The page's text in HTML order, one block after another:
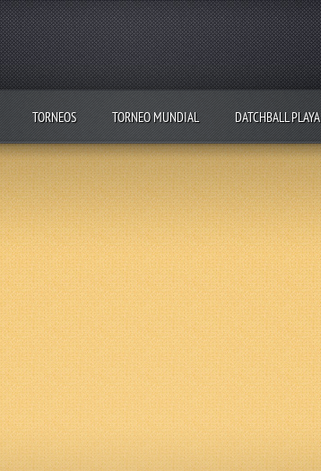
TORNEOS TORNEO MUNDIAL DATCHBALL PLAYA